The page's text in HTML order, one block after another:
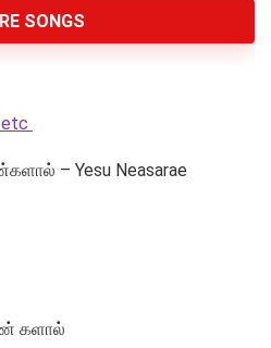
SONGS
etc
– Yesu Neasarae
களால்